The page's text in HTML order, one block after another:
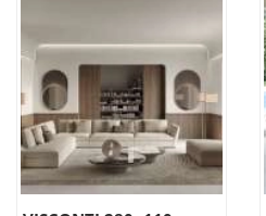
В КОРЗИНУ